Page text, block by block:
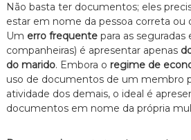
Não basta ter documentos; eles
estar em nome da pessoa correta ou
Um erro frequentepara as seguradas
companheiras) é apresentar apenas
do marido. Embora o regime de
uso de documentos de um membro
atividade dos demais, o ideal é
documentos em nome da própria